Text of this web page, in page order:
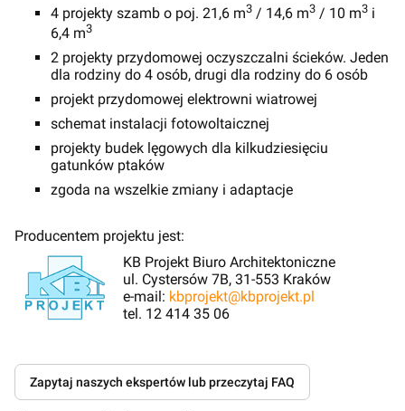
4 projekty szamb o poj. 21,6 m3 / 14,6 m3 / 10 m3 i
6,4 m3
2 projekty przydomowej oczyszczalni ścieków. Jeden
dla rodziny do 4 osób, drugi dla rodziny do 6 osób
projekt przydomowej elektrowni wiatrowej
schemat instalacji fotowoltaicznej
projekty budek lęgowych dla kilkudziesięciu
gatunków ptaków
zgoda na wszelkie zmiany i adaptacje
Producentem projektu jest:
KB Projekt Biuro Architektoniczne
ul. Cystersów 7B, 31-553 Kraków
e-mail: kbprojekt@kbprojekt.pl
tel. 12 414 35 06
Zapytaj naszych ekspertów lub przeczytaj FAQ